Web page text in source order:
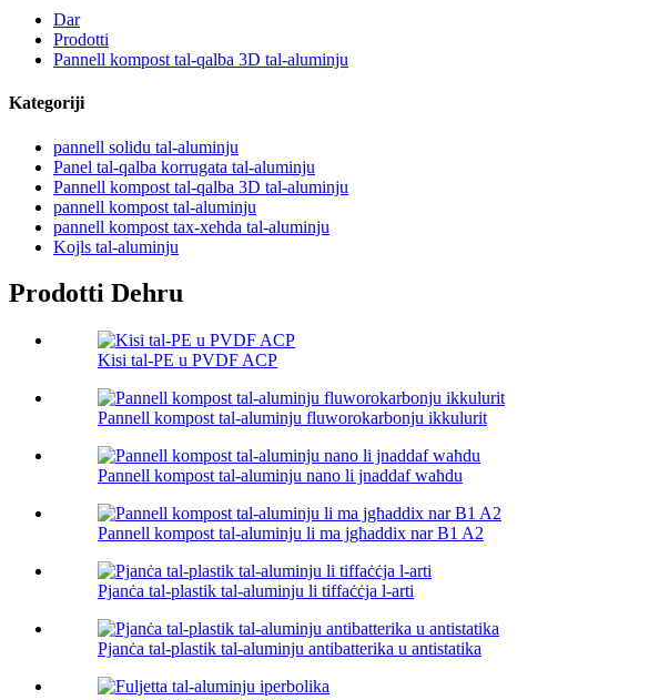
Dar
Prodotti
Pannell kompost tal-qalba 3D tal-aluminju
Kategoriji
pannell solidu tal-aluminju
Panel tal-qalba korrugata tal-aluminju
Pannell kompost tal-qalba 3D tal-aluminju
pannell kompost tal-aluminju
pannell kompost tax-xehda tal-aluminju
Kojls tal-aluminju
Prodotti Dehru
Kisi tal-PE u PVDF ACP
Pannell kompost tal-aluminju fluworokarbonju ikkulurit
Pannell kompost tal-aluminju nano li jnaddaf waħdu
Pannell kompost tal-aluminju li ma jgħaddix nar B1 A2
Pjanċa tal-plastik tal-aluminju li tiffaċċja l-arti
Pjanċa tal-plastik tal-aluminju antibatterika u antistatika